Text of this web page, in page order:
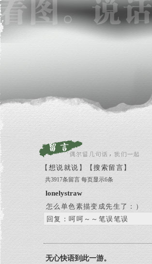
【 想说就说 】【搜索留言 】
共3917条留言 每页显示6条
lonelystraw
怎么单色素描变成先生了：）
回复：呵呵～～笔误笔误
无心快语到此一游。